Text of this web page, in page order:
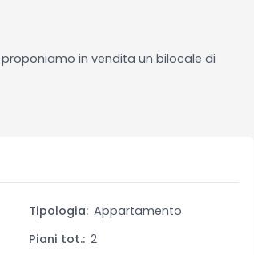
in vendita un bilocale di
luminosi, funzionali e ben
e accesso diretto alla terrazza vivibile,
un bagno moderno con doccia e un
Tipologia: Appartamento
Piani tot.: 2